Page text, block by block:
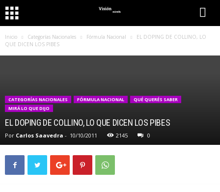
Inicio Categorías Nacionales Fórmula Nacional
EL DOPING DE COLLINO, LO
QUE DICEN LOS PIBES
CATEGORÍAS NACIONALES FÓRMULA NACIONAL
QUÉ QUERÉS SABER
MIRÁ LO QUE DIJO
EL DOPING DE COLLINO, LO QUE DICEN LOS PIBES
Por Carlos Saavedra - 10/10/2011 2145 0